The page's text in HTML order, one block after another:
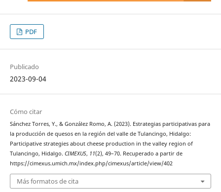
PDF
Publicado
2023-09-04
Cómo citar
Sánchez Torres, Y., & González Romo, A. (2023). Estrategias participativas para
la producción de quesos en la región del valle de Tulancingo, Hidalgo:
Participative strategies about cheese production in the valley region of
Tulancingo, Hidalgo. CIMEXUS, 11(2), 49–70. Recuperado a partir de
https://cimexus.umich.mx/index.php/cimexus/article/view/402
Más formatos de cita